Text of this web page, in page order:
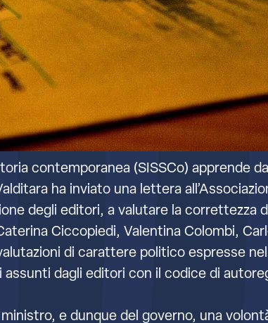
contemporanea (SISSCo) apprende
ha inviato una lettera
degli editori, a valutare la correttezza
Ciccopiedi, Valentina Colombi,
di carattere politico espresse
dagli editori con il codice di
ministro, e dunque del governo, una